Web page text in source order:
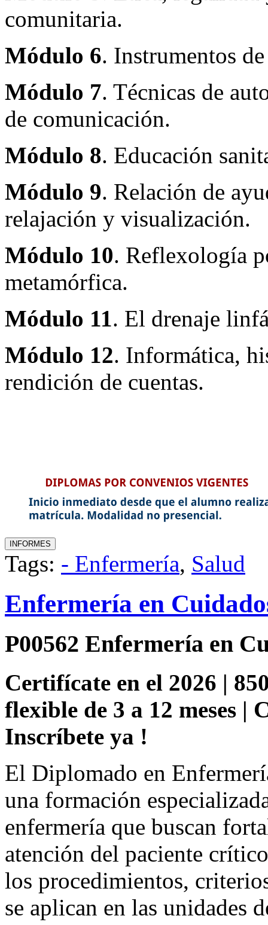
comunitaria.
Módulo 6. Instrumentos
Módulo 7. Técnicas de
de comunicación.
Módulo 8. Educación
Módulo 9. Relación de
relajación y visualización.
Módulo 10. Reflexología
metamórfica.
Módulo 11. El drenaje
Módulo 12. Informática,
rendición de cuentas.
Tags: - Enfermería, Salud
Enfermería en
P00562 Enfermería en
Certifícate en el 2026 |
flexible de 3 a 12 meses |
Inscríbete ya !
El Diplomado en
una formación
enfermería que buscan
atención del paciente
los procedimientos,
se aplican en las unidades